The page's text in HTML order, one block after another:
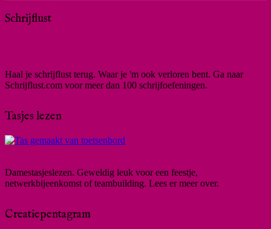
Schrijflust
Haal je schrijflust terug. Waar je 'm ook verloren bent. Ga naar
Schrijflust.com voor meer dan 100 schrijfoefeningen.
Tasjes lezen
Damestasjeslezen. Geweldig leuk voor een feestje,
netwerkbijeenkomst of teambuilding. Lees er meer over.
Creatiepentagram